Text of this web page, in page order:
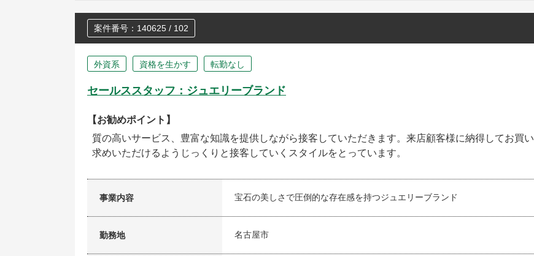
案件番号：140625 / 102
外資系 資格を生かす 転勤なし
セールススタッフ：ジュエリーブランド
【お勧めポイント】
質の高いサービス、豊富な知識を提供しながら接客していただきます。来店顧客様に納得してお買い
求めいただけるようじっくりと接客していくスタイルをとっています。
事業内容 宝石の美しさで圧倒的な存在感を持つジュエリーブランド
勤務地 名古屋市